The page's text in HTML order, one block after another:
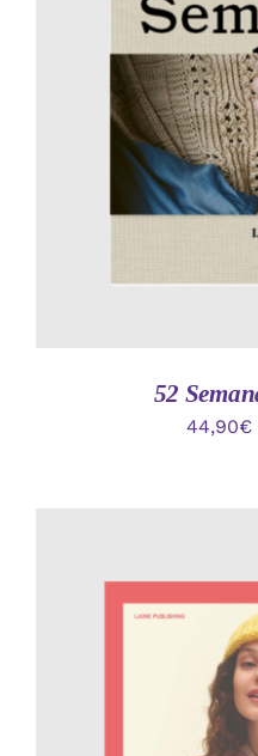
AÑADIR AL
DETALLES
52
44,90€